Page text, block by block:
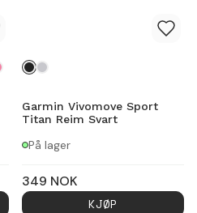
Garmin Vivomove Sport
Titan Reim Svart
På lager
349 NOK
KJØP